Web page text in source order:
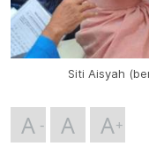
Siti Aisyah
A A A